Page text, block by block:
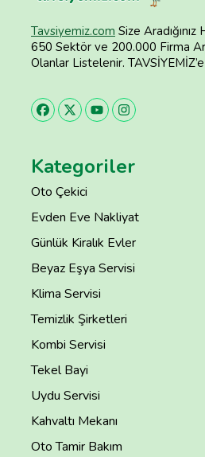
Tavsiyemiz.com Size
650 Sektör ve 200.000 Firma
Olanlar Listelenir. TAVSİYEMİZ’e
Kategoriler
Oto Çekici
Evden Eve Nakliyat
Günlük Kiralık Evler
Beyaz Eşya Servisi
Klima Servisi
Temizlik Şirketleri
Kombi Servisi
Tekel Bayi
Uydu Servisi
Kahvaltı Mekanı
Oto Tamir Bakım